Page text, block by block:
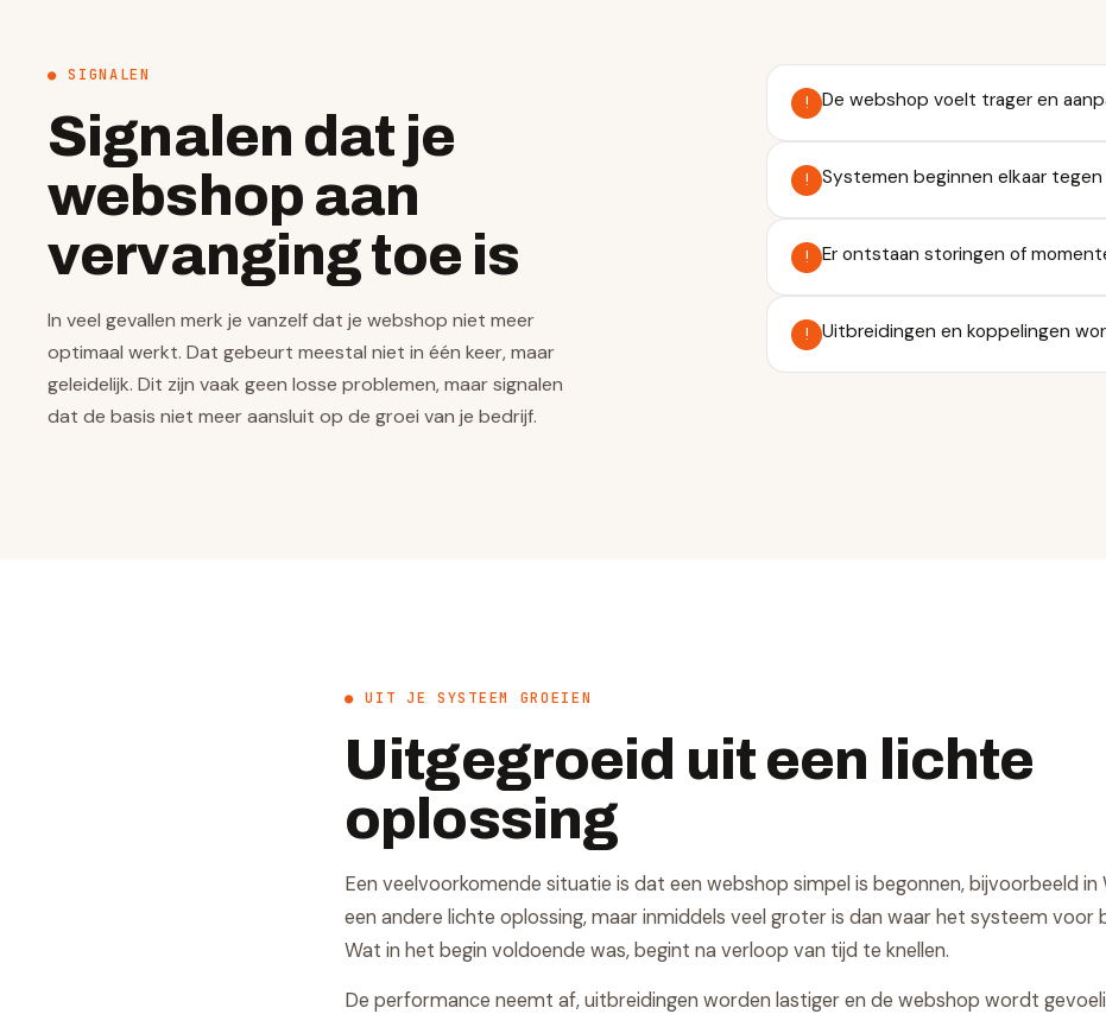
● SIGNALEN
Signalen dat je
webshop aan
vervanging toe is
In veel gevallen merk je vanzelf dat je webshop niet meer
optimaal werkt. Dat gebeurt meestal niet in één keer, maar
geleidelijk. Dit zijn vaak geen losse problemen, maar signalen
dat de basis niet meer aansluit op de groei van je bedrijf.
! De webshop voelt trager en
! Systemen beginnen elkaar
! Er ontstaan storingen of
! Uitbreidingen en koppelingen
● UIT JE SYSTEEM GROEIEN
Uitgegroeid uit een lichte
oplossing
Een veelvoorkomende situatie is dat een webshop simpel is begonnen, bijvoorbeeld in
een andere lichte oplossing, maar inmiddels veel groter is dan waar het systeem voor
Wat in het begin voldoende was, begint na verloop van tijd te knellen.
De performance neemt af, uitbreidingen worden lastiger en de webshop wordt